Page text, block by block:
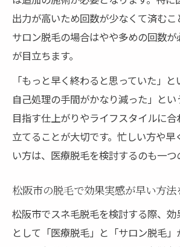
出力が高いため回数が少なくて済むこ
サロン脱毛の場合はやや多めの回数が
が目立ちます。
「もっと早く終わると思っていた」
自己処理の手間がかなり減った」とい
目指す仕上がりやライフスタイルに
立てることが大切です。忙しい方や早
い方は、医療脱毛を検討するのも一つ
松阪市の脱毛で効果実感が早い方法
松阪市でスネ毛脱毛を検討する際、
として「医療脱毛」と「サロン脱毛